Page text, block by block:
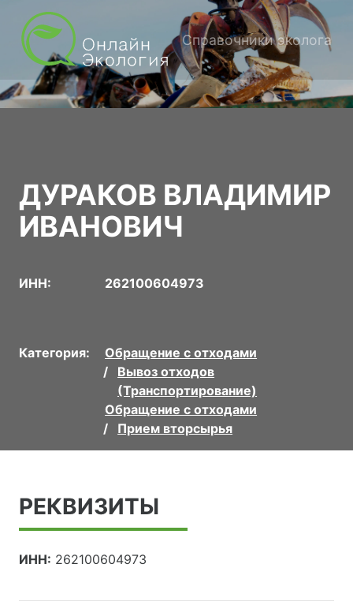
Справочники эколога
ДУРАКОВ ВЛАДИМИР
ИВАНОВИЧ
ИНН: 262100604973
Категория:
Обращение с отходами
Вывоз отходов
(Транспортирование)
Обращение с отходами
Прием вторсырья
РЕКВИЗИТЫ
ИНН: 262100604973